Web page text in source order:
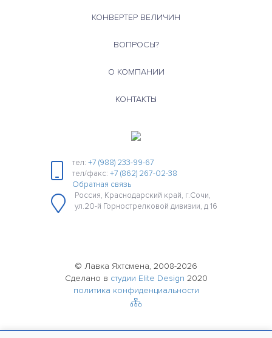
КОНВЕРТЕР ВЕЛИЧИН
ВОПРОСЫ?
О КОМПАНИИ
КОНТАКТЫ
тел: +7 (988) 233-99-67
тел/факс: +7 (862) 267-02-38
Обратная связь
Россия, Краснодарский край, г.Сочи,
ул.20-й Горнострелковой дивизии, д 16
© Лавка Яхтсмена, 2008-2026
Сделано в студии Elite Design 2020
политика конфиденциальности